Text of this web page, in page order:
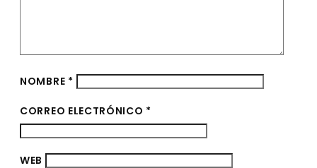
NOMBRE *
CORREO ELECTRÓNICO *
WEB